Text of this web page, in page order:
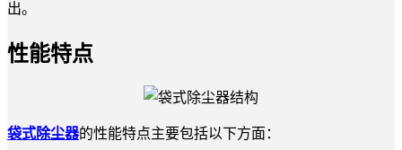
出。
性能特点
袋式除尘器的性能特点主要包括以下方面：